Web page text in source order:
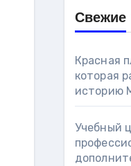
Свежие
Красная
которая
историю
Учебный